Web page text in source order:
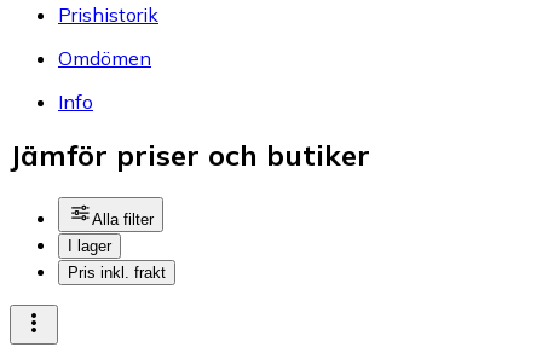
Prishistorik
Omdömen
Info
Jämför priser och butiker
Alla filter
I lager
Pris inkl. frakt